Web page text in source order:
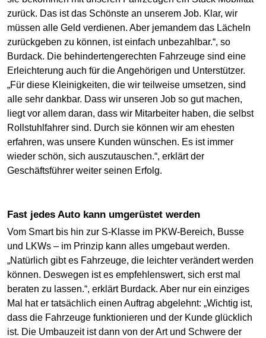
zurück. Das ist das Schönste an unserem Job. Klar, wir
müssen alle Geld verdienen. Aber jemandem das Lächeln
zurückgeben zu können, ist einfach unbezahlbar.“, so
Burdack. Die behindertengerechten Fahrzeuge sind eine
Erleichterung auch für die Angehörigen und Unterstützer.
„Für diese Kleinigkeiten, die wir teilweise umsetzen, sind
alle sehr dankbar. Dass wir unseren Job so gut machen,
liegt vor allem daran, dass wir Mitarbeiter haben, die selbst
Rollstuhlfahrer sind. Durch sie können wir am ehesten
erfahren, was unsere Kunden wünschen. Es ist immer
wieder schön, sich auszutauschen.“, erklärt der
Geschäftsführer weiter seinen Erfolg.
Fast jedes Auto kann umgerüstet werden
Vom Smart bis hin zur S-Klasse im PKW-Bereich, Busse
und LKWs – im Prinzip kann alles umgebaut werden.
„Natürlich gibt es Fahrzeuge, die leichter verändert werden
können. Deswegen ist es empfehlenswert, sich erst mal
beraten zu lassen.“, erklärt Burdack. Aber nur ein einziges
Mal hat er tatsächlich einen Auftrag abgelehnt: „Wichtig ist,
dass die Fahrzeuge funktionieren und der Kunde glücklich
ist. Die Umbauzeit ist dann von der Art und Schwere der